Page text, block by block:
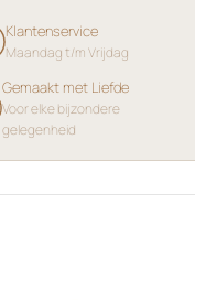
Klantenservice
Maandag t/m Vrijdag
Gemaakt met Liefde
Voor elke bijzondere
gelegenheid